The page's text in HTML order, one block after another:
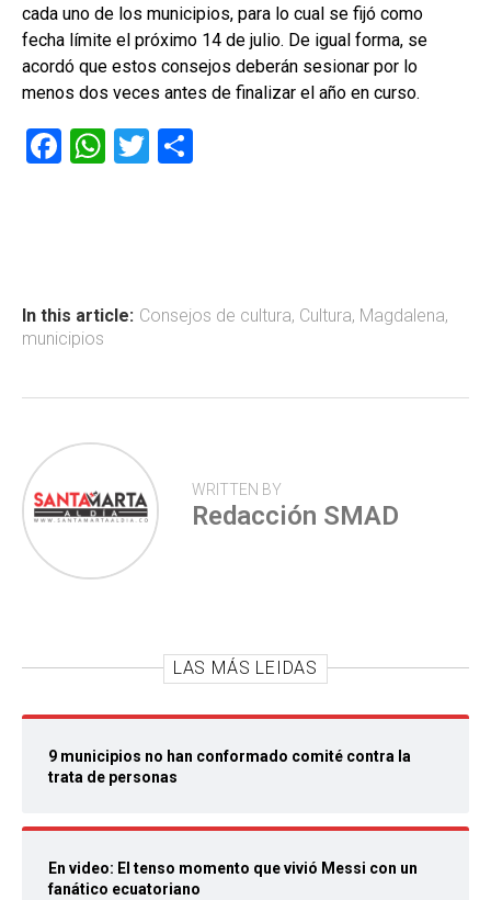
cada uno de los municipios, para lo cual se fijó como
fecha límite el próximo 14 de julio. De igual forma, se
acordó que estos consejos deberán sesionar por lo
menos dos veces antes de finalizar el año en curso.
F
ok
W
p
T
tir
In this article: Consejos de cultura, Cultura, Magdalena,
municipios
WRITTEN BY
Redacción SMAD
LAS MÁS LEIDAS
9 municipios no han conformado comité contra la
trata de personas
En video: El tenso momento que vivió Messi con un
fanático ecuatoriano